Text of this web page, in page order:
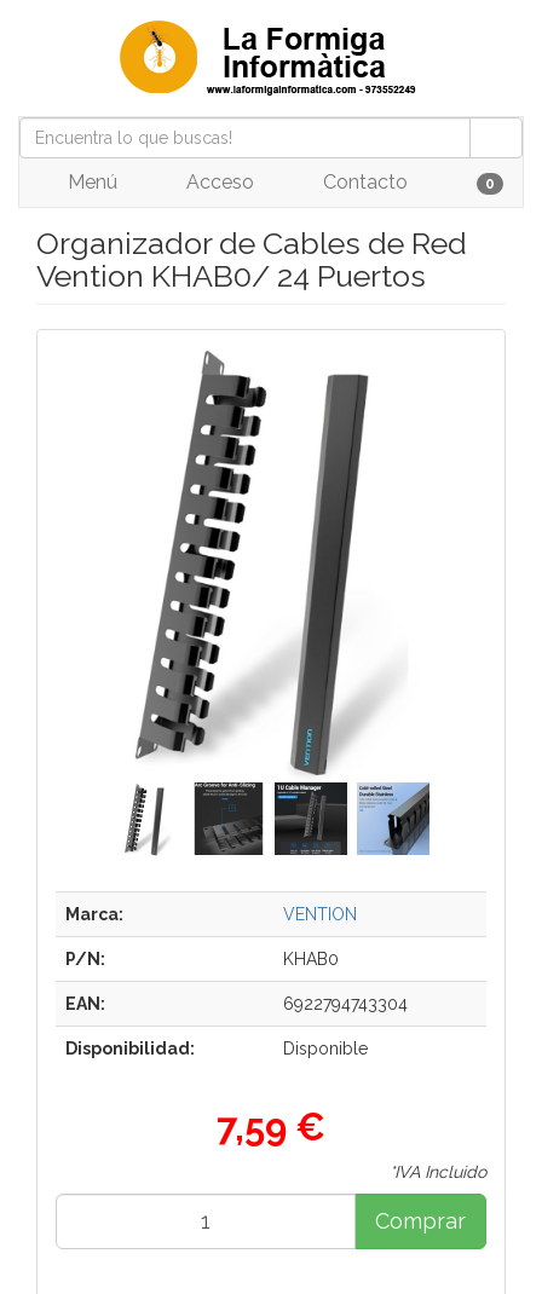
Menú Acceso Contacto 0
Organizador de Cables de Red
Vention KHAB0/ 24 Puertos
Marca: VENTION
P/N: KHAB0
EAN: 6922794743304
Disponibilidad: Disponible
7,59 €
*IVA Incluido
Comprar